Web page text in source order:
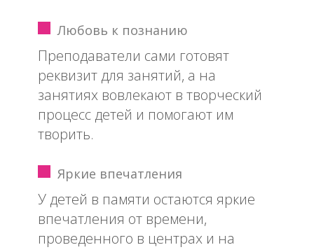
Любовь к познанию
Преподаватели сами готовят
реквизит для занятий, а на
занятиях вовлекают в творческий
процесс детей и помогают им
творить.
Яркие впечатления
У детей в памяти остаются яркие
впечатления от времени,
проведенного в центрах и на